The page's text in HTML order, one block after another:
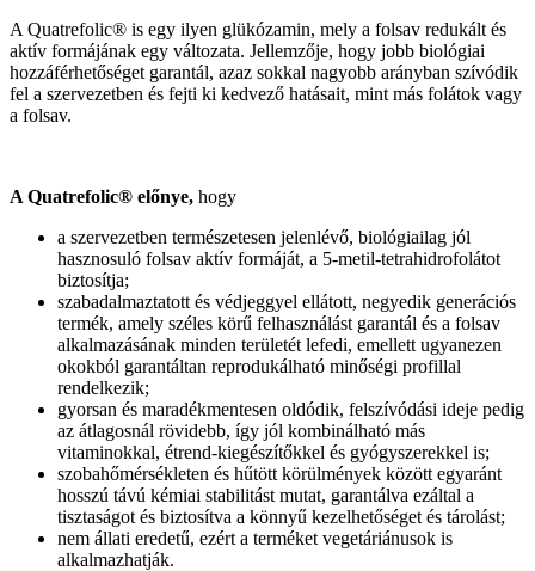
A Quatrefolic® is egy ilyen glükózamin, mely a folsav redukált és
aktív formájának egy változata. Jellemzője, hogy jobb biológiai
hozzáférhetőséget garantál, azaz sokkal nagyobb arányban szívódik
fel a szervezetben és fejti ki kedvező hatásait, mint más folátok vagy
a folsav.
A Quatrefolic® előnye, hogy
a szervezetben természetesen jelenlévő, biológiailag jól
hasznosuló folsav aktív formáját, a 5-metil-tetrahidrofolátot
biztosítja;
szabadalmaztatott és védjeggyel ellátott, negyedik generációs
termék, amely széles körű felhasználást garantál és a folsav
alkalmazásának minden területét lefedi, emellett ugyanezen
okokból garantáltan reprodukálható minőségi profillal
rendelkezik;
gyorsan és maradékmentesen oldódik, felszívódási ideje pedig
az átlagosnál rövidebb, így jól kombinálható más
vitaminokkal, étrend-kiegészítőkkel és gyógyszerekkel is;
szobahőmérsékleten és hűtött körülmények között egyaránt
hosszú távú kémiai stabilitást mutat, garantálva ezáltal a
tisztaságot és biztosítva a könnyű kezelhetőséget és tárolást;
nem állati eredetű, ezért a terméket vegetáriánusok is
alkalmazhatják.